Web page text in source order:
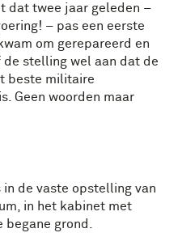
dat twee jaar geleden –
– pas een eerste
om gerepareerd en
stelling wel aan dat de
beste militaire
Geen woorden maar
in de vaste opstelling van
in het kabinet met
grond.